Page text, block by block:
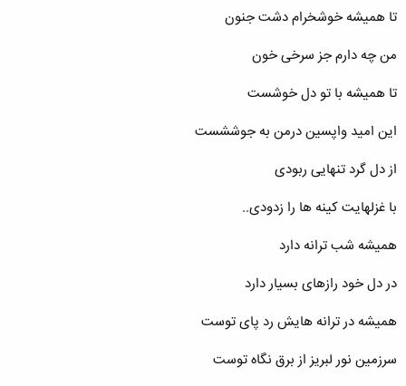
تا همیشه خوشخرام دشت جنون
من چه دارم جز سرخی خون
تا همیشه با تو دل خوشست
این امید واپسین درمن به جوششست
از دل گرد تنهایی ربودی
با غزلهایت کینه ها را زدودی..
همیشه شب ترانه دارد
در دل خود رازهای بسیار دارد
همیشه در ترانه هایش رد پای توست
سرزمین نور لبریز از برق نگاه توست